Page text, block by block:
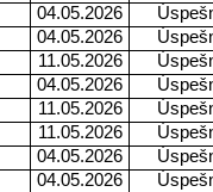
04.05.2026
04.05.2026
11.05.2026
04.05.2026
11.05.2026
11.05.2026
04.05.2026
04.05.2026